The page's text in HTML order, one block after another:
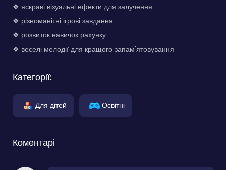
❖ яскраві візуальні ефекти для залучення
❖ різноманітні ігрові завдання
❖ розвиток навичок рахунку
❖ веселі мелодії для кращого запам'ятовування
Категорії:
Для дітей Освітні
Коментарі